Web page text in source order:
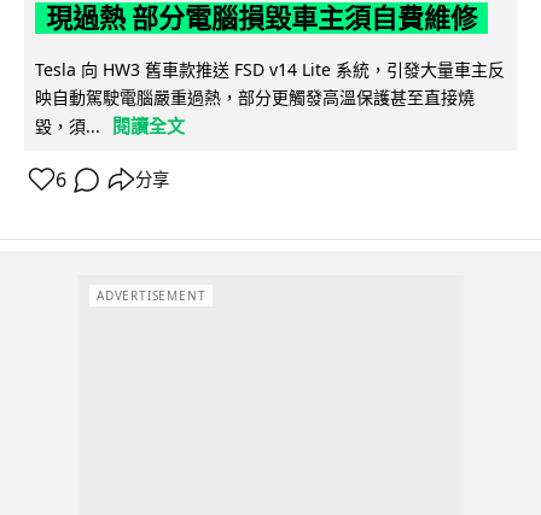
現過熱 部分電腦損毀車主須自費維修
Tesla 向 HW3 舊車款推送 FSD v14 Lite 系統，引發大量車主反
映自動駕駛電腦嚴重過熱，部分更觸發高溫保護甚至直接燒
毀，須...
閱讀全文
6 分享
ADVERTISEMENT